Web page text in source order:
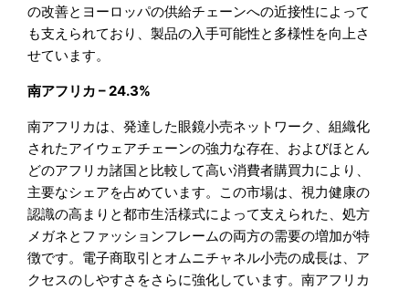
の改善とヨーロッパの供給チェーンへの近接性によって
も支えられており、製品の入手可能性と多様性を向上さ
せています。
南アフリカ – 24.3%
南アフリカは、発達した眼鏡小売ネットワーク、組織化
されたアイウェアチェーンの強力な存在、およびほとん
どのアフリカ諸国と比較して高い消費者購買力により、
主要なシェアを占めています。この市場は、視力健康の
認識の高まりと都市生活様式によって支えられた、処方
メガネとファッションフレームの両方の需要の増加が特
徴です。電子商取引とオムニチャネル小売の成長は、ア
クセスのしやすさをさらに強化しています。南アフリカ